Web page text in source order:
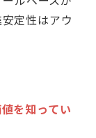
定性はアウ
を知ってい